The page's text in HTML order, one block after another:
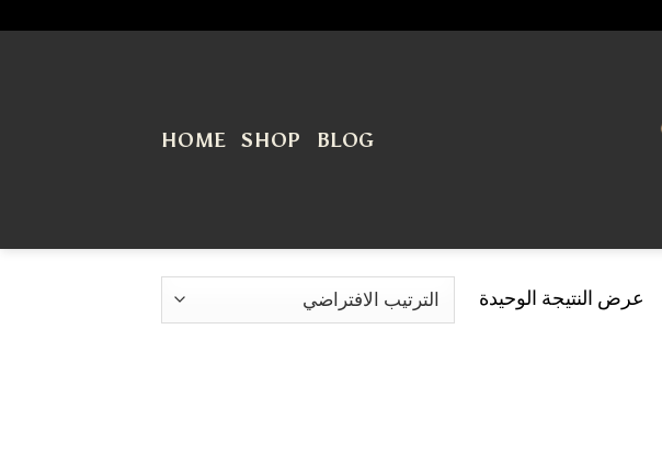
BLOG
SHOP
HOME
عرض النتيجة الوحيدة